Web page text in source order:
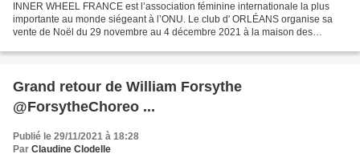
INNER WHEEL FRANCE est l’association féminine internationale la plus
importante au monde siégeant à l’ONU. Le club d' ORLÉANS organise sa
vente de Noël du 29 novembre au 4 décembre 2021 à la maison des
Grand retour de William Forsythe
@ForsytheChoreo ...
Publié le 29/11/2021 à 18:28
Par Claudine Clodelle